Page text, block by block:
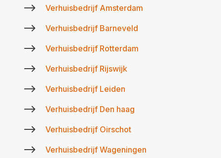
$ Verhuisbedrijf Amsterdam
$ Verhuisbedrijf Barneveld
$ Verhuisbedrijf Rotterdam
$ Verhuisbedrijf Rijswijk
$ Verhuisbedrijf Leiden
$ Verhuisbedrijf Den haag
$ Verhuisbedrijf Oirschot
$ Verhuisbedrijf Wageningen